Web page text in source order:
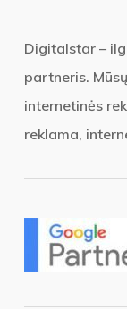
Digitalstar –
partneris.
internetinės
reklama,